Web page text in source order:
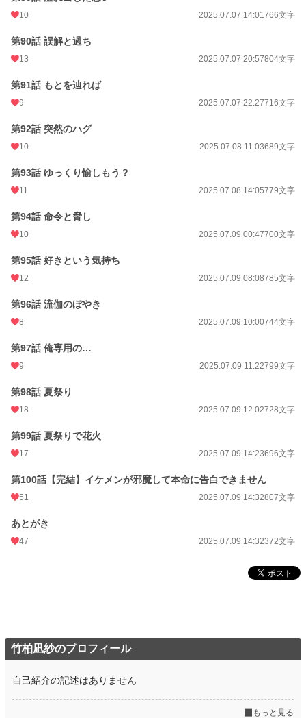
10 2025.07.07 14:01766文字
第90話 誤解と過ち
13 2025.07.07 20:57804文字
第91話 もとを辿れば
9 2025.07.07 22:27716文字
第92話 突然のハグ
10 2025.07.08 11:03689文字
第93話 ゆっくり愉しもう？
11 2025.07.08 14:05779文字
第94話 命令と脅し
10 2025.07.09 00:47700文字
第95話 好きという気持ち
12 2025.07.09 08:08785文字
第96話 流伽のぼやき
8 2025.07.09 10:00744文字
第97話 俺専用の…
9 2025.07.09 11:22799文字
第98話 夏祭り
18 2025.07.09 12:02728文字
第99話 夏祭りで花火
17 2025.07.09 14:23696文字
第100話【完結】イケメンが邪魔して本命に告白できません
51 2025.07.09 14:32807文字
あとがき
47 2025.07.09 14:32372文字
竹柏凪紗のプロフィール
自己紹介の記述はありません
もっと見る